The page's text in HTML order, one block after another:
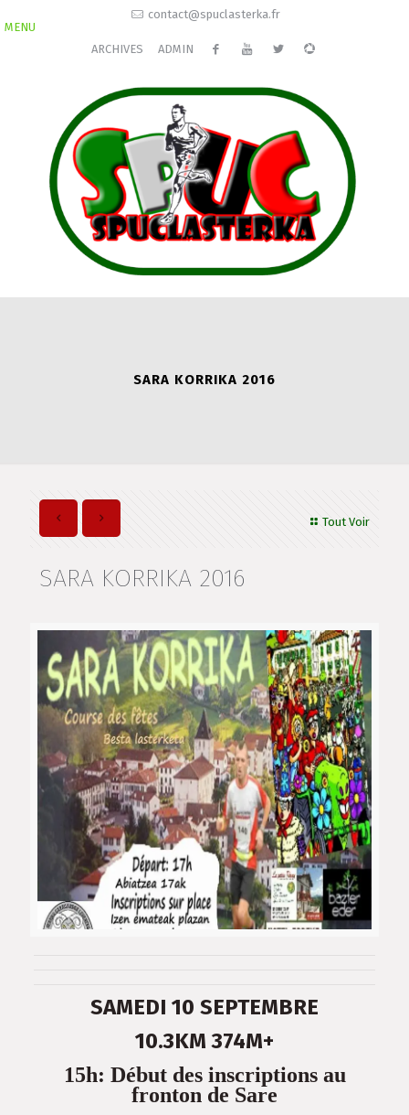
contact@spuclasterka.fr
ARCHIVES ADMIN
MENU
SARA KORRIKA 2016
Tout Voir
SARA KORRIKA 2016
SAMEDI 10 SEPTEMBRE
10.3KM 374M+
15h: Début des inscriptions au
fronton de Sare